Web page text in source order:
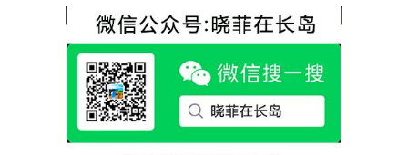
热情，能根据我提出的需求来安排房间，这
点很好。
很好，每顿饭也不重样的，海鲜确实是非常
的新鲜呢，另外值得一提的是，他家的海菜
包子非常好吃。 其实长岛可选的酒店、民宿
各不相同，可以根据自己的喜好选择。非常
推荐津岸民宿，关键是老板娘晓菲很细心、
热情，能根据我提出的需求来安排房间，这
点很好。